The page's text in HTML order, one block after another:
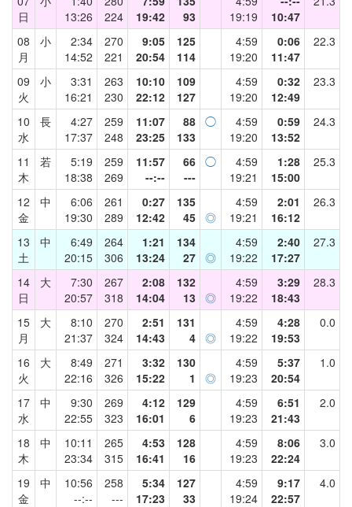
日
13:26
224
19:42
93
19:19
10:47
08
月
小
2:34
14:52
270
221
9:05
20:54
125
114
4:59
19:20
0:06
11:47
22.3
09
火
小
3:31
16:21
263
230
10:10
22:12
109
127
4:59
19:20
0:32
12:49
23.3
10
水
長
4:27
17:37
259
248
11:07
23:25
88
133
◯
4:59
19:20
0:59
13:52
24.3
11
木
若
5:19
18:38
259
269
11:57
--:--
66
---
◯
4:59
19:21
1:28
15:00
25.3
12
金
中
6:06
19:30
261
289
0:27
12:42
135
45 ◎
4:59
19:21
2:01
16:12
26.3
13
土
中
6:49
20:15
264
306
1:21
13:24
134
27 ◎
4:59
19:22
2:40
17:27
27.3
14
日
大
7:30
20:57
267
318
2:08
14:04
132
13 ◎
4:59
19:22
3:29
18:43
28.3
15
月
大
8:10
21:37
270
324
2:51
14:43
131
4 ◎
4:59
19:22
4:28
19:53
0.0
16
火
大
8:49
22:16
271
326
3:32
15:22
130
1
◎
4:59
19:23
5:37
20:54
1.0
17
水
中
9:30
22:55
269
323
4:12
16:01
129
6
4:59
19:23
6:51
21:43
2.0
18
木
中
10:11
23:34
265
315
4:53
16:41
128
16
4:59
19:23
8:06
22:24
3.0
19
金
中
10:56
--:--
258
---
5:34
17:23
127
33
4:59
19:24
9:17
22:57
4.0